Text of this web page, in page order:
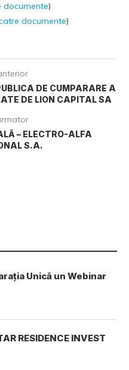
documente)
documente)
DE CUMPARARE A
DE LION CAPITAL SA
– ELECTRO-ALFA
S.A.
Unică un Webinar
RESIDENCE INVEST